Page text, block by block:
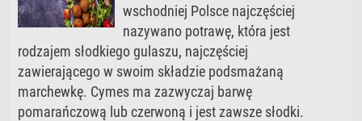
wschodniej Polsce najczęściej
nazywano potrawę, która jest
rodzajem słodkiego gulaszu, najczęściej
zawierającego w swoim składzie podsmażaną
marchewkę. Cymes ma zazwyczaj barwę
pomarańczową lub czerwoną i jest zawsze słodki.